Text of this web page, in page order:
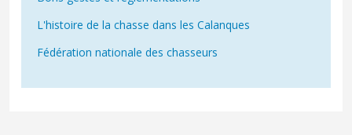
L'histoire de la chasse dans les Calanques
Fédération nationale des chasseurs